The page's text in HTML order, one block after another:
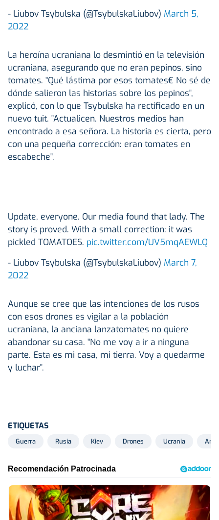
- Liubov Tsybulska (@TsybulskaLiubov) March 5,
2022
La heroína ucraniana lo desmintió en la televisión
ucraniana, asegurando que no eran pepinos, sino
tomates. "Qué lástima por esos tomates€ No sé de
dónde salieron las historias sobre los pepinos",
explicó, con lo que Tsybulska ha rectificado en un
nuevo tuit. "Actualicen. Nuestros medios han
encontrado a esa señora. La historia es cierta, pero
con una pequeña corrección: eran tomates en
escabeche".
Update, everyone. Our media found that lady. The
story is proved. With a small correction: it was
pickled TOMATOES. pic.twitter.com/UV5mqAEWLQ
- Liubov Tsybulska (@TsybulskaLiubov) March 7,
2022
Aunque se cree que las intenciones de los rusos
con esos drones es vigilar a la población
ucraniana, la anciana lanzatomates no quiere
abandonar su casa. "No me voy a ir a ninguna
parte. Esta es mi casa, mi tierra. Voy a quedarme
y luchar".
ETIQUETAS
Guerra Rusia Kiev Drones Ucrania